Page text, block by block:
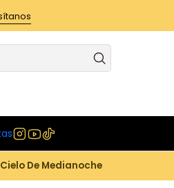
Cielo De Medianoche